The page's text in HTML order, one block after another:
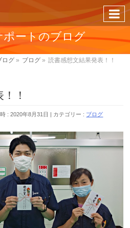
ポートのブログ
ログ » ブログ » 読書感想文結果発表！！
！
: 2020年8月31日 カテゴリー : ブログ